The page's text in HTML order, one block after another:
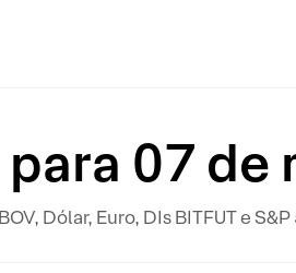
07 de
Dólar, Euro, DIs BITFUT e